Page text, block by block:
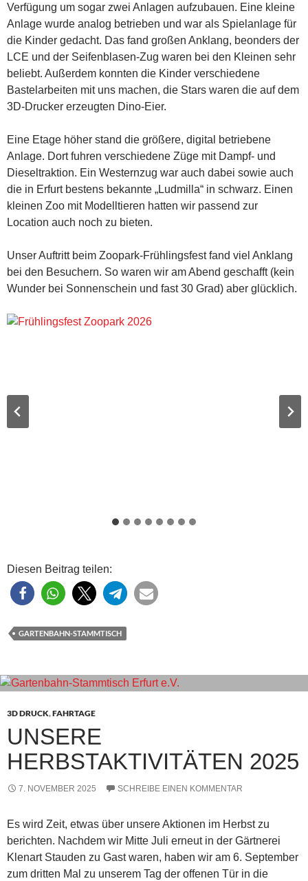
Verfügung um sogar zwei Anlagen aufzubauen. Eine kleine
Anlage wurde analog betrieben und war als Spielanlage für
die Kinder gedacht. Das fand großen Anklang, beonders der
LCE und der Seifenblasen-Zug waren bei den Kleinen sehr
beliebt. Außerdem konnten die Kinder verschiedene
Bastelarbeiten mit uns machen, die Stars waren die auf dem
3D-Drucker erzeugten Dino-Eier.
Eine Etage höher stand die größere, digital betriebene
Anlage. Dort fuhren verschiedene Züge mit Dampf- und
Dieseltraktion. Ein Westernzug war auch dabei sowie auch
die in Erfurt bestens bekannte „Ludmilla“ in schwarz. Einen
kleinen Zoo mit Modelltieren hatten wir passend zur
Location auch noch zu bieten.
Unser Auftritt beim Zoopark-Frühlingsfest fand viel Anklang
bei den Besuchern. So waren wir am Abend geschafft (kein
Wunder bei Sonnenschein und fast 30 Grad) aber glücklich.
Diesen Beitrag teilen:
GARTENBAHN-STAMMTISCH
3D DRUCK,FAHRTAGE
UNSERE
HERBSTAKTIVITÄTEN 2025
7. NOVEMBER 2025 SCHREIBE EINEN KOMMENTAR
Es wird Zeit, etwas über unsere Aktionen im Herbst zu
berichten. Nachdem wir Mitte Juli erneut in der Gärtnerei
Klenart Stauden zu Gast waren, haben wir am 6. September
zum dritten Mal zu unserem Tag der offenen Tür in die